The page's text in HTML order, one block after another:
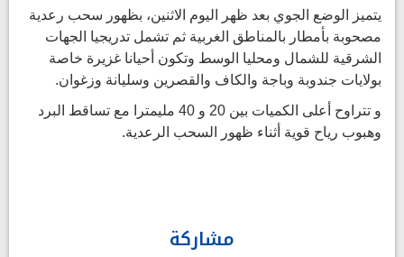
يتميز الوضع الجوي بعد ظهر اليوم الاثنين، بظهور سحب رعدية
مصحوبة بأمطار بالمناطق الغربية ثم تشمل تدريجيا الجهات
الشرقية للشمال ومحليا الوسط وتكون أحيانا غزيرة خاصة
بولايات جندوبة وباجة والكاف والقصرين وسليانة وزغوان.
و تتراوح أعلى الكميات بين 20 و 40 مليمترا مع تساقط البرد
وهبوب رياح قوية أثناء ظهور السحب الرعدية.
مشاركة